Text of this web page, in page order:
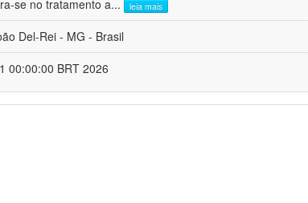
se no tratamento a... leia mais
Del-Rei - MG - Brasil
00:00:00 BRT 2026